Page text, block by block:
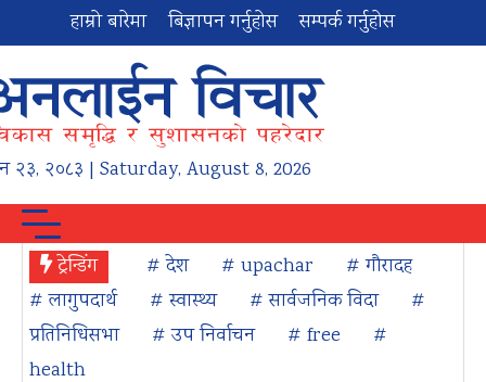
हाम्रो बारेमा बिज्ञापन गर्नुहोस सम्पर्क गर्नुहोस
२३, २०८३ | Saturday, August 8, 2026
ट्रेन्डिंग # देश # upachar
# गौरादह
# लागुपदार्थ
# स्वास्थ्य # सार्वजनिक विदा
#
प्रतिनिधिसभा
# उप निर्वाचन # free
#
health